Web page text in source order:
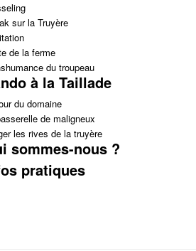
sur la Truyère
de la ferme
du troupeau
à la Taillade
du domaine
de maligneux
les rives de la truyère
sommes-nous ?
pratiques